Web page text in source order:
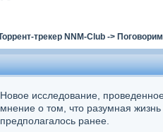
трекер NNM-Club -> Поговорим
Новое исследование,
мнение о том, что разумная
предполагалось ранее.